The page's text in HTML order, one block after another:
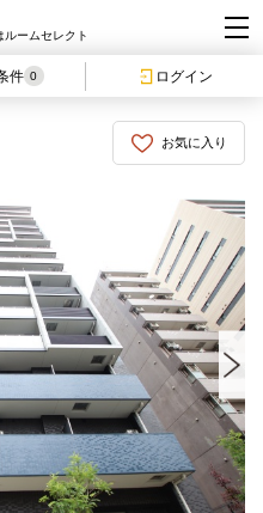
ームセレクト
件 0 ログイン
お気に入り